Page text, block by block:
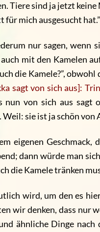
Tiere sind ja jetzt
für mich ausgesucht hat.”
nur sagen, wenn
mit den Kamelen
die Kamele?”,
sagt von sich aus]:
nun von sich aus
sie ist ja schön von
eigenen Geschmack,
dann würde man
die Kamele tränken
wird, um den es
wir denken, dass nur
ähnliche Dinge nach